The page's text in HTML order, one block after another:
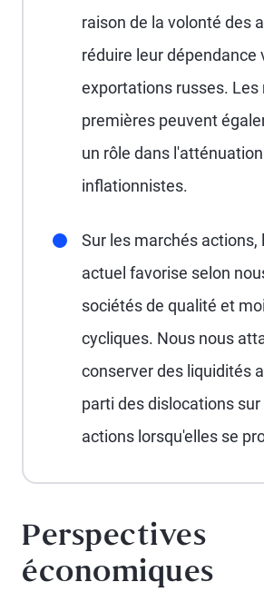
raison de la volonté des
réduire leur dépendance
exportations russes. Les
premières peuvent
un rôle dans
inflationnistes.
Sur les marchés actions,
actuel favorise selon
sociétés de qualité et
cycliques. Nous nous
conserver des liquidités
parti des dislocations
actions lorsqu'elles se
Perspectives
économiques